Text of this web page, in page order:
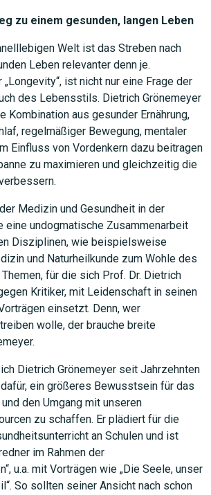
zu einem gesunden, langen Leben
Welt ist das Streben nach
Leben relevanter denn je.
ist nicht nur eine Frage der
des Lebensstils. Dietrich Grönemeyer
Kombination aus gesunder Ernährung,
regelmäßiger Bewegung, mentaler
Einfluss von Vordenkern dazu beitragen
zu maximieren und gleichzeitig die
Medizin und Gesundheit in der
undogmatische Zusammenarbeit
Disziplinen, wie beispielsweise
und Naturheilkunde zum Wohle des
für die sich Prof. Dr. Dietrich
Kritiker, mit Leidenschaft in seinen
einsetzt. Denn, wer
wolle, der brauche breite
Dietrich Grönemeyer seit Jahrzehnten
ein größeres Bewusstsein für das
den Umgang mit unseren
zu schaffen. Er plädiert für die
an Schulen und ist
im Rahmen der
u.a. mit Vorträgen wie „Die Seele, unser
So sollten seiner Ansicht nach schon